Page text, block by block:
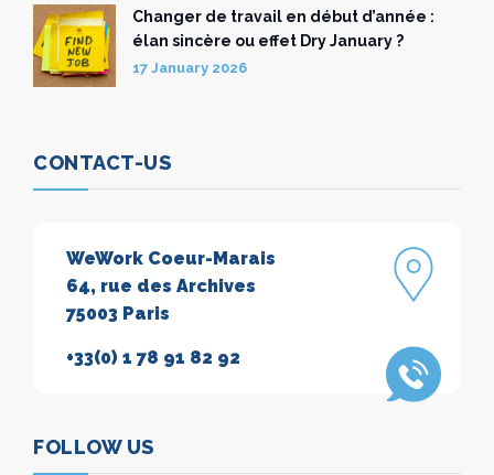
Changer de travail en début d’année :
élan sincère ou effet Dry January ?
17 January 2026
CONTACT-US
WeWork Coeur-Marais
64, rue des Archives
75003 Paris
+33(0) 1 78 91 82 92
FOLLOW US